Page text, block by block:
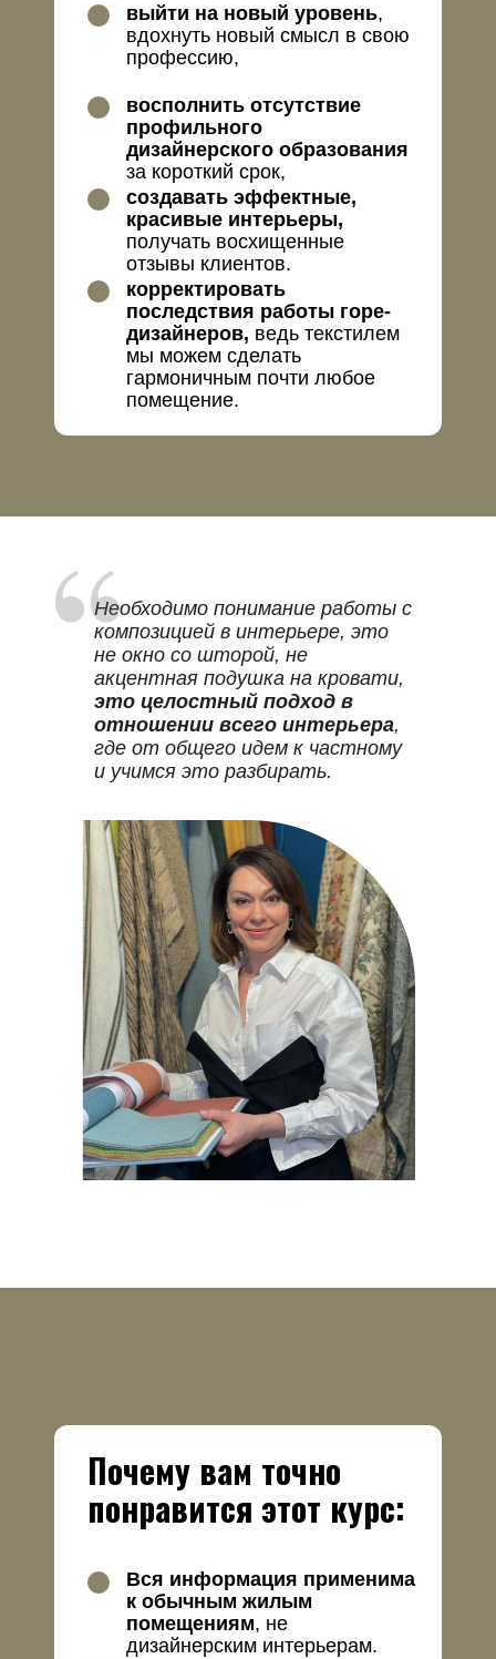
выйти на новый уровень,
вдохнуть новый смысл в свою
профессию,
создавать эффектные,
красивые интерьеры,
получать восхищенные
отзывы клиентов.
корректировать
последствия работы горе-
дизайнеров, ведь текстилем
мы можем сделать
гармоничным почти любое
помещение.
восполнить отсутствие
профильного
дизайнерского образования
за короткий срок,
Необходимо понимание работы с
композицией в интерьере, это
не окно со шторой, не
акцентная подушка на кровати,
это целостный подход в
отношении всего интерьера,
где от общего идем к частному
и учимся это разбирать.
Почему вам точно
понравится этот курс:
Вся информация применима
к обычным жилым
помещениям, не
дизайнерским интерьерам.